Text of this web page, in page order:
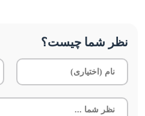
نظر شما چیست؟